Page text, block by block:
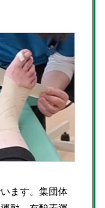
ます。集団体